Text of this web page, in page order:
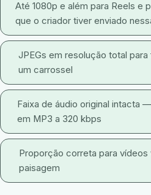
Até 1080p e além para Reels e
que o criador tiver enviado
JPEGs em resolução total
um carrossel
Faixa de áudio original intacta
em MP3 a 320 kbps
Proporção correta para
paisagem